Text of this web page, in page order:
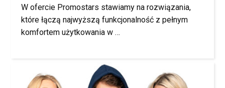
W ofercie Promostars stawiamy na rozwiązania,
które łączą najwyższą funkcjonalność z pełnym
komfortem użytkowania w …